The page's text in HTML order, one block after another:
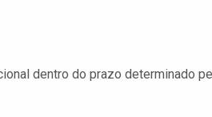
dentro do prazo determinado